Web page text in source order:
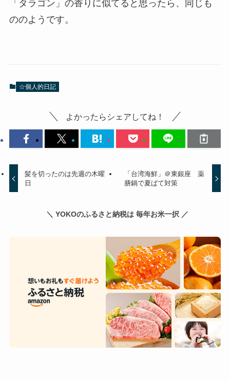
「タラゴン」の香りに似てると思ったら、同じも
ののようです。
☆個人的日記
よかったらシェアしてね！
髪を切ったのは先週の木曜
日
「台湾海鮮」＠東銀座 薬
膳鍋で夏ばて対策
＼ YOKOのふるさと納税は 毎年お米一択 ／